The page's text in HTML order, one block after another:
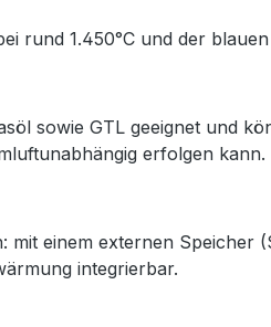
rund 1.450°C und der
sowie GTL geeignet und
erfolgen
mit einem externen
integrierbar.